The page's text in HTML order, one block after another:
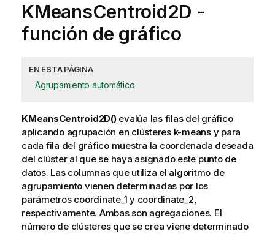
KMeansCentroid2D -
función de gráfico
EN ESTA PÁGINA
Agrupamiento automático
KMeansCentroid2D()evalúa las filas del gráfico
aplicando agrupación en clústeres k-means y para
cada fila del gráfico muestra la coordenada deseada
del clúster al que se haya asignado este punto de
datos. Las columnas que utiliza el algoritmo de
agrupamiento vienen determinadas por los
parámetros coordinate_1 y coordinate_2,
respectivamente. Ambas son agregaciones. El
número de clústeres que se crea viene determinado